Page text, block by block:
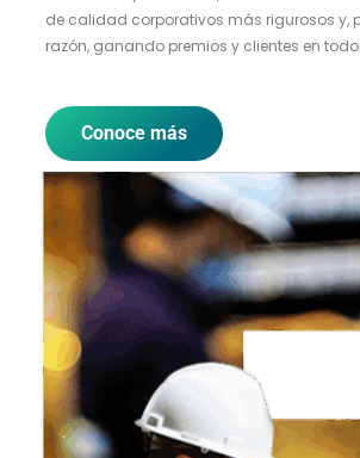
de calidad corporativos más rigurosos y,
razón, ganando premios y clientes en
Conoce más